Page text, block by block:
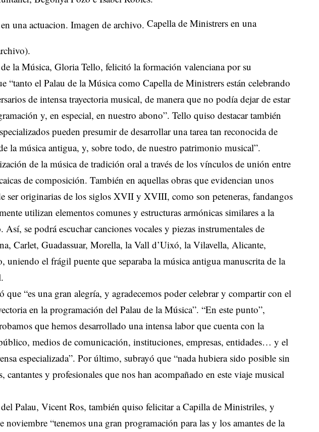
Capella de Ministrers en una
la Música, Gloria Tello, felicitó la formación valenciana por su
“tanto el Palau de la Música como Capella de Ministrers están celebrando
de intensa trayectoria musical, de manera que no podía dejar de estar
y, en especial, en nuestro abono”. Tello quiso destacar también
pueden presumir de desarrollar una tarea tan reconocida de
la música antigua, y, sobre todo, de nuestro patrimonio musical”.
de la música de tradición oral a través de los vínculos de unión entre
de composición. También en aquellas obras que evidencian unos
ser originarias de los siglos XVII y XVIII, como son peteneras, fandangos
utilizan elementos comunes y estructuras armónicas similares a la
Así, se podrá escuchar canciones vocales y piezas instrumentales de
Carlet, Guadassuar, Morella, la Vall d’Uixó, la Vilavella, Alicante,
uniendo el frágil puente que separaba la música antigua manuscrita de la
que “es una gran alegría, y agradecemos poder celebrar y compartir con el
en la programación del Palau de la Música”. “En este punto”,
que hemos desarrollado una intensa labor que cuenta con la
medios de comunicación, instituciones, empresas, entidades… y el
especializada”. Por último, subrayó que “nada hubiera sido posible sin
cantantes y profesionales que nos han acompañado en este viaje musical
Palau, Vicent Ros, también quiso felicitar a Capilla de Ministriles, y
noviembre “tenemos una gran programación para las y los amantes de la